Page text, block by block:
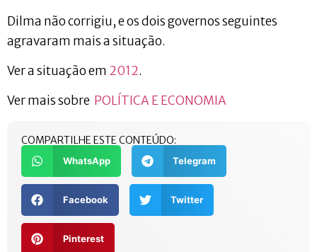
Dilma não corrigiu, e os dois governos seguintes
agravaram mais a situação.
Ver a situação em 2012.
Ver mais sobre POLÍTICA E ECONOMIA
COMPARTILHE ESTE CONTEÚDO:
WhatsApp Telegram
Facebook Twitter
Pinterest